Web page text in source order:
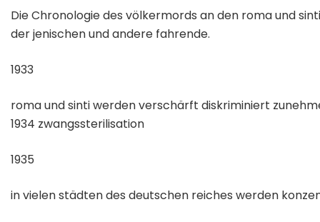
Die Chronologie des völkermords an den roma und
der jenischen und andere fahrende.
1933
roma und sinti werden verschärft diskriminiert
1934 zwangssterilisation
1935
in vielen städten des deutschen reiches werden